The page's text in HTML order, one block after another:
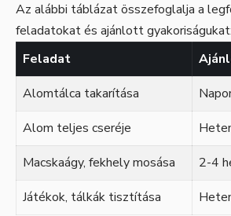
Az alábbi táblázat összefoglalja a
feladatokat és ajánlott gyakoriságukat:
Feladat
Alomtálca takarítása
Alom teljes cseréje
Macskaágy, fekhely mosása
2-4
Játékok, tálkák tisztítása